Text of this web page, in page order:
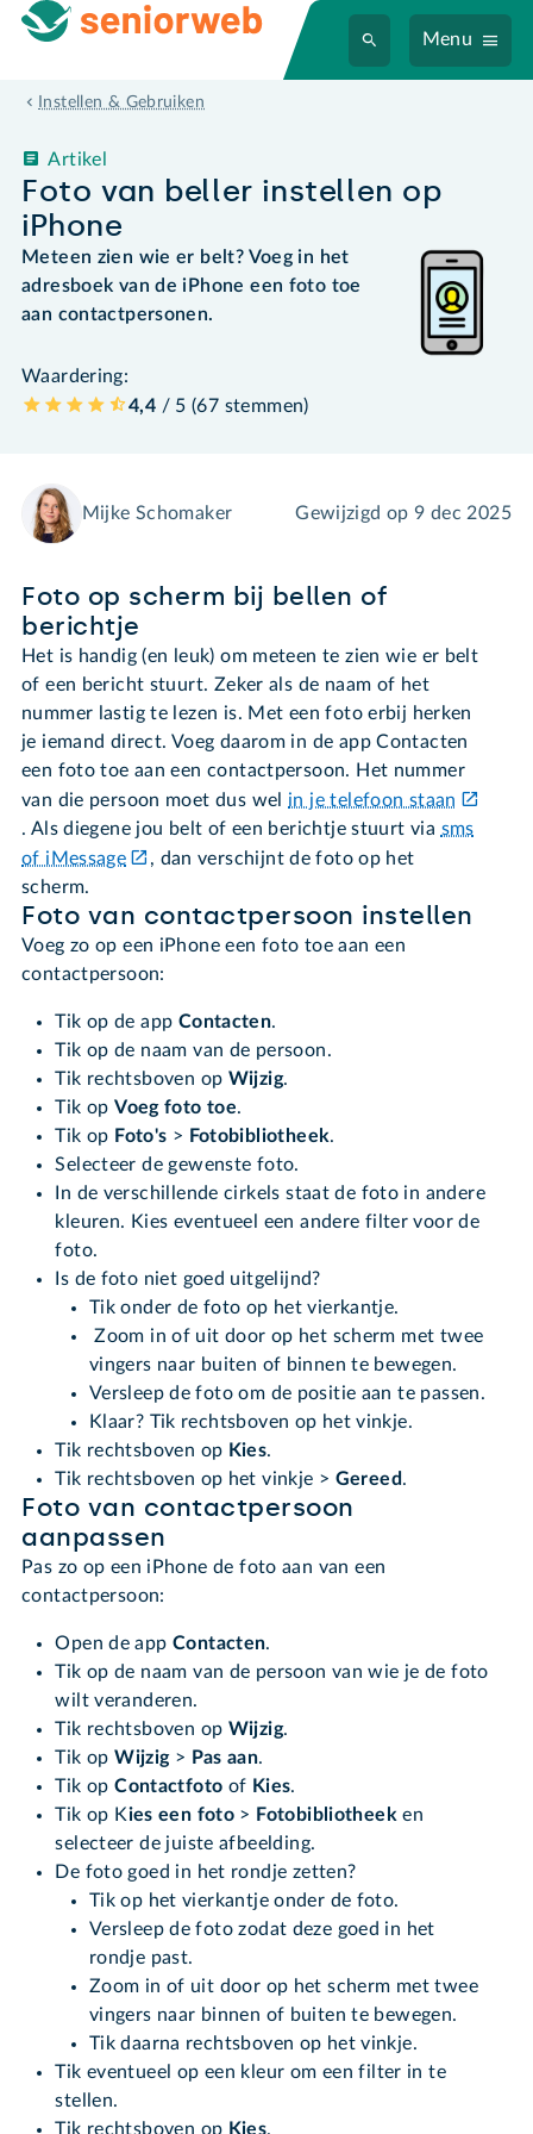
Menu
Instellen & Gebruiken
Foto van beller instellen op
iPhone
Artikel
Meteen zien wie er belt? Voeg in het
adresboek van de iPhone een foto toe
aan contactpersonen.
Waardering:
4,4 / 5 (67 stemmen)
Mijke Schomaker Gewijzigd op 9 dec 2025
Foto op scherm bij bellen of
berichtje
Het is handig (en leuk) om meteen te zien wie er belt
of een bericht stuurt. Zeker als de naam of het
nummer lastig te lezen is. Met een foto erbij herken
je iemand direct. Voeg daarom in de app Contacten
een foto toe aan een contactpersoon. Het nummer
van die persoon moet dus wel in je telefoon staan
. Als diegene jou belt of een berichtje stuurt via sms
of iMessage
, dan verschijnt de foto op het
scherm.
Foto van contactpersoon instellen
Voeg zo op een iPhone een foto toe aan een
contactpersoon:
Tik op de app Contacten.
Tik op de naam van de persoon.
Tik rechtsboven op Wijzig.
Tik opVoeg foto toe.
Tik op Foto's > Fotobibliotheek.
Selecteer de gewenste foto.
In de verschillende cirkels staat de foto in andere
kleuren. Kies eventueel een andere filter voor de
foto.
Is de foto niet goed uitgelijnd?
Tik onder de foto op het vierkantje.
Zoom in of uit door op het scherm met twee
vingers naar buiten of binnen te bewegen.
Versleep de foto om de positie aan te passen.
Klaar? Tik rechtsboven op het vinkje.
Tik rechtsboven op Kies.
Tik rechtsboven op het vinkje > Gereed.
Foto van contactpersoon
aanpassen
Pas zo op een iPhone de foto aan van een
contactpersoon:
Open de appContacten.
Tik op de naam van de persoon van wie je de foto
wilt veranderen.
Tik rechtsboven op Wijzig.
Tik opWijzig> Pas aan.
Tik opContactfoto of Kies.
Tik op Kies een foto > Fotobibliotheeken
selecteer de juiste afbeelding.
De foto goed in het rondje zetten?
Tik op het vierkantje onder de foto.
Versleep de foto zodat deze goed in het
rondje past.
Zoom in of uit door op het scherm met twee
vingers naar binnen of buiten te bewegen.
Tik daarna rechtsboven op het vinkje.
Tik eventueel op een kleur om een filter in te
stellen.
Tik rechtsboven op Kies.